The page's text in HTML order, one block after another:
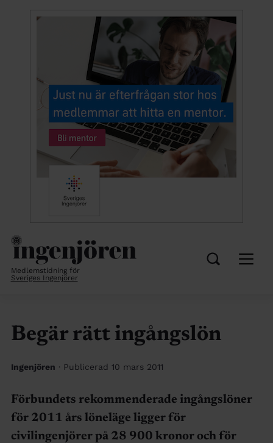
Medlemstidning för
Sveriges Ingenjörer
Begär rätt ingångslön
Ingenjören · Publicerad 10 mars 2011
Förbundets rekommenderade ingångslöner
för 2011 års löneläge ligger för
civilingenjörer på 28 900 kronor och för